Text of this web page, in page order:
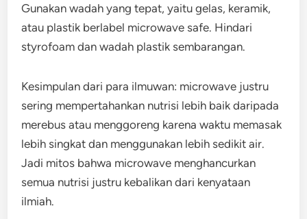
Gunakan wadah yang tepat, yaitu gelas, keramik,
atau plastik berlabel microwave safe. Hindari
styrofoam dan wadah plastik sembarangan.
Kesimpulan dari para ilmuwan: microwave justru
sering mempertahankan nutrisi lebih baik daripada
merebus atau menggoreng karena waktu memasak
lebih singkat dan menggunakan lebih sedikit air.
Jadi mitos bahwa microwave menghancurkan
semua nutrisi justru kebalikan dari kenyataan
ilmiah.